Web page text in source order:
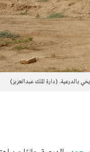
بالدرعية. (دارة الملك عبدالعزيز)